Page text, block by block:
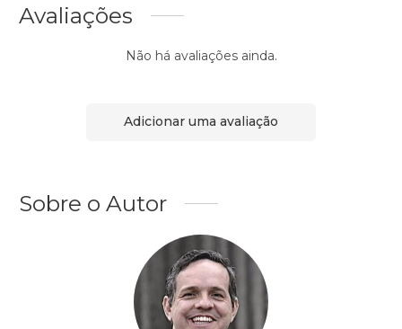
Avaliações
Não há avaliações ainda.
Adicionar uma avaliação
Sobre o Autor